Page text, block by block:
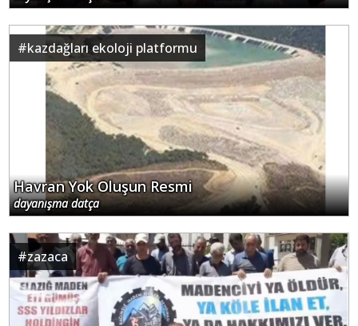
#kazdağları ekoloji platformu
Havran Yok Oluşun Resmi
dayanışma datça
#zazaca